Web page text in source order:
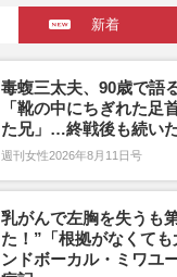
新着
毒蝮三太夫、90歳で語
「靴の中にちぎれた足
た兄」…終戦後も続い
週刊女性2026年8月11日号
乳がんで左胸を失うも
た！”「根拠がなくて
ンドボーカル・ミワユ